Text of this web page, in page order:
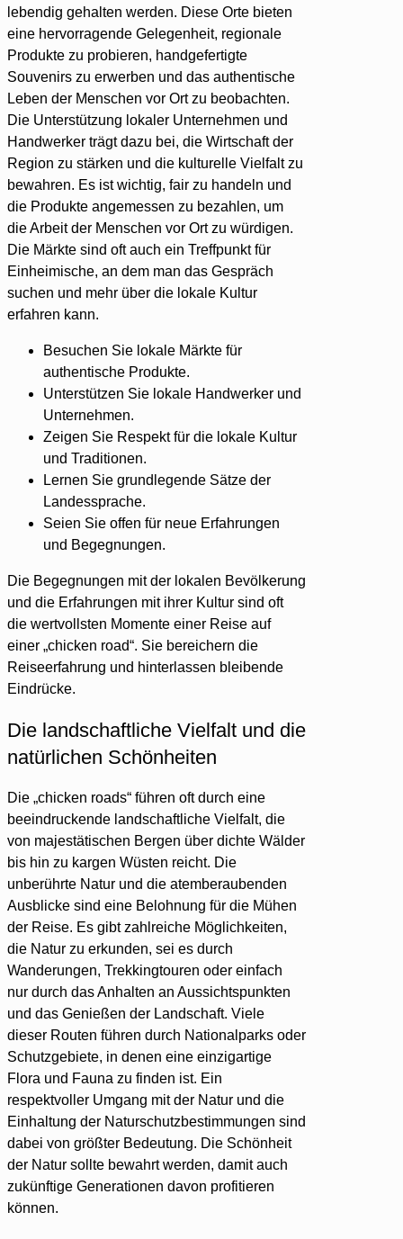
lebendig gehalten werden. Diese Orte bieten
eine hervorragende Gelegenheit, regionale
Produkte zu probieren, handgefertigte
Souvenirs zu erwerben und das authentische
Leben der Menschen vor Ort zu beobachten.
Die Unterstützung lokaler Unternehmen und
Handwerker trägt dazu bei, die Wirtschaft der
Region zu stärken und die kulturelle Vielfalt zu
bewahren. Es ist wichtig, fair zu handeln und
die Produkte angemessen zu bezahlen, um
die Arbeit der Menschen vor Ort zu würdigen.
Die Märkte sind oft auch ein Treffpunkt für
Einheimische, an dem man das Gespräch
suchen und mehr über die lokale Kultur
erfahren kann.
Besuchen Sie lokale Märkte für
authentische Produkte.
Unterstützen Sie lokale Handwerker und
Unternehmen.
Zeigen Sie Respekt für die lokale Kultur
und Traditionen.
Lernen Sie grundlegende Sätze der
Landessprache.
Seien Sie offen für neue Erfahrungen
und Begegnungen.
Die Begegnungen mit der lokalen Bevölkerung
und die Erfahrungen mit ihrer Kultur sind oft
die wertvollsten Momente einer Reise auf
einer „chicken road“. Sie bereichern die
Reiseerfahrung und hinterlassen bleibende
Eindrücke.
Die landschaftliche Vielfalt und die
natürlichen Schönheiten
Die „chicken roads“ führen oft durch eine
beeindruckende landschaftliche Vielfalt, die
von majestätischen Bergen über dichte Wälder
bis hin zu kargen Wüsten reicht. Die
unberührte Natur und die atemberaubenden
Ausblicke sind eine Belohnung für die Mühen
der Reise. Es gibt zahlreiche Möglichkeiten,
die Natur zu erkunden, sei es durch
Wanderungen, Trekkingtouren oder einfach
nur durch das Anhalten an Aussichtspunkten
und das Genießen der Landschaft. Viele
dieser Routen führen durch Nationalparks oder
Schutzgebiete, in denen eine einzigartige
Flora und Fauna zu finden ist. Ein
respektvoller Umgang mit der Natur und die
Einhaltung der Naturschutzbestimmungen sind
dabei von größter Bedeutung. Die Schönheit
der Natur sollte bewahrt werden, damit auch
zukünftige Generationen davon profitieren
können.